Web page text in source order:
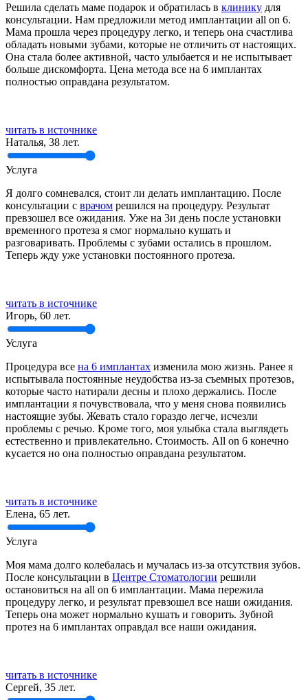
Решила сделать маме подарок и обратилась в клинику для
консультации. Нам предложили метод имплантации all on 6.
Мама прошла через процедуру легко, и теперь она счастлива
обладать новыми зубами, которые не отличить от настоящих.
Она стала более активной, часто улыбается и не испытывает
больше дискомфорта. Цена метода все на 6 имплантах
полностью оправдана результатом.
читать в источнике
Наталья, 38 лет.
Услуга
Я долго сомневался, стоит ли делать имплантацию. После
консультации с врачом решился на процедуру. Результат
превзошел все ожидания. Уже на 3и день после установки
временного протеза я смог нормально кушать и
разговаривать. Проблемы с зубами остались в прошлом.
Теперь жду уже установки постоянного протеза.
читать в источнике
Игорь, 60 лет.
Услуга
Процедура все на 6 имплантах изменила мою жизнь. Ранее я
испытывала постоянные неудобства из-за съемных протезов,
которые часто натирали десны и плохо держались. После
имплантации я почувствовала, что у меня снова появились
настоящие зубы. Жевать стало гораздо легче, исчезли
проблемы с речью. Кроме того, моя улыбка стала выглядеть
естественно и привлекательно. Стоимость. All on 6 конечно
кусается но она полностью оправдана результатом.
читать в источнике
Елена, 65 лет.
Услуга
Моя мама долго колебалась и мучалась из-за отсутствия зубов.
После консультации в Центре Стоматологии решили
остановиться на all on 6 имплантации. Мама пережила
процедуру легко, и результат превзошел все наши ожидания.
Теперь она может нормально кушать и говорить. Зубной
протез на 6 имплантах оправдал все наши ожидания.
читать в источнике
Сергей, 35 лет.